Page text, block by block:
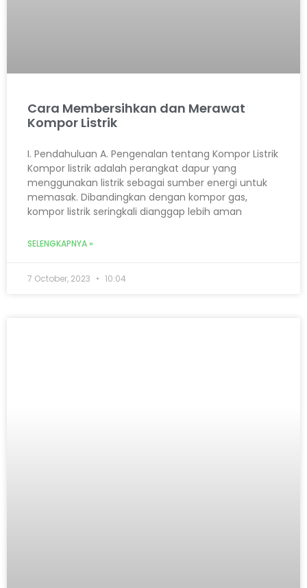
Cara Membersihkan dan Merawat
Kompor Listrik
I. Pendahuluan A. Pengenalan tentang Kompor Listrik
Kompor listrik adalah perangkat dapur yang
menggunakan listrik sebagai sumber energi untuk
memasak. Dibandingkan dengan kompor gas,
kompor listrik seringkali dianggap lebih aman
SELENGKAPNYA »
7 October, 2023 10:04